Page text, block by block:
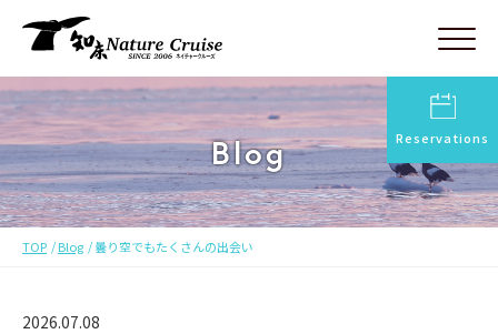
Reservations
Blog
TOP Blog 曇り空でもたくさんの出会い
2026.07.08